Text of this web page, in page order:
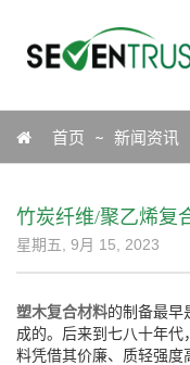
Icon首页 新闻资讯
竹炭纤维/聚乙烯复
星期五, 9月 15, 2023
塑木复合材料的制备最早
成的。后来到七八十年
料凭借其价廉、质轻强